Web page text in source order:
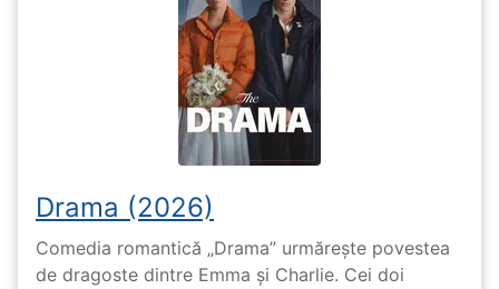
Drama (2026)
Comedia romantică „Drama” urmărește povestea
de dragoste dintre Emma și Charlie. Cei doi